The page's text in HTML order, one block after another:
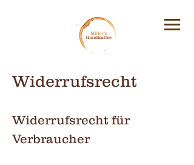
Widerrufsrecht
Widerrufsrecht für
Verbraucher